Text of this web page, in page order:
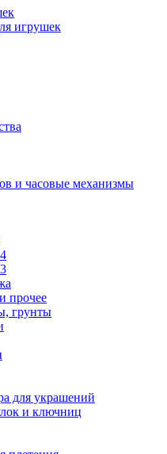
игрушек
и часовые механизмы
прочее
грунты
для украшений
и ключниц